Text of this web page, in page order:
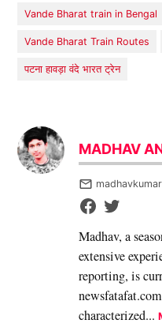
Vande Bharat train in Bengal
Vande Bharat Train Routes
पटना हावड़ा वंदे भारत ट्रेन
MADHAV
Madhav, a
extensive
reporting, is
characterized...